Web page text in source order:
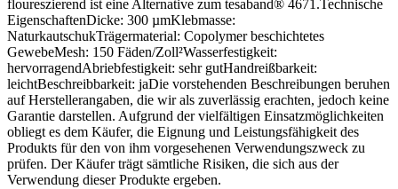
floureszierend ist eine Alternative zum tesaband® 4671.Technische
EigenschaftenDicke: 300 µmKlebmasse:
NaturkautschukTrägermaterial: Copolymer beschichtetes
GewebeMesh: 150 Fäden/Zoll²Wasserfestigkeit:
hervorragendAbriebfestigkeit: sehr gutHandreißbarkeit:
leichtBeschreibbarkeit: jaDie vorstehenden Beschreibungen beruhen
auf Herstellerangaben, die wir als zuverlässig erachten, jedoch keine
Garantie darstellen. Aufgrund der vielfältigen Einsatzmöglichkeiten
obliegt es dem Käufer, die Eignung und Leistungsfähigkeit des
Produkts für den von ihm vorgesehenen Verwendungszweck zu
prüfen. Der Käufer trägt sämtliche Risiken, die sich aus der
Verwendung dieser Produkte ergeben.